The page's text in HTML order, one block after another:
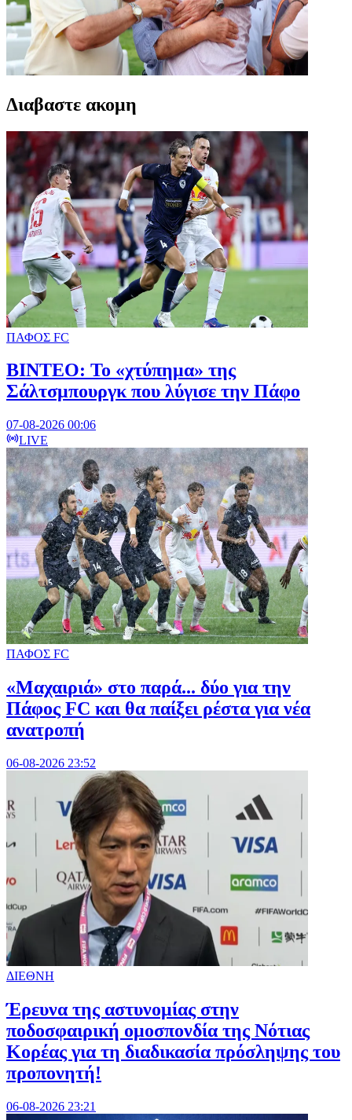
Διαβαστε ακομη
ΠΑΦΟΣ FC
ΒΙΝΤΕΟ: Το «χτύπημα» της
Σάλτσμπουργκ που λύγισε την Πάφο
07-08-2026 00:06
LIVE
ΠΑΦΟΣ FC
«Μαχαιριά» στο παρά... δύο για την
Πάφος FC και θα παίξει ρέστα για νέα
ανατροπή
06-08-2026 23:52
ΔΙΕΘΝΗ
Έρευνα της αστυνομίας στην
ποδοσφαιρική ομοσπονδία της Νότιας
Κορέας για τη διαδικασία πρόσληψης του
προπονητή!
06-08-2026 23:21